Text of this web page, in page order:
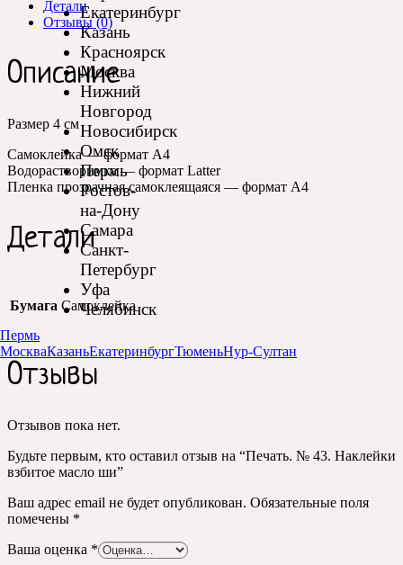
Екатеринбург
Казань
Красноярск
Москва
Нижний
Новгород
Новосибирск
Омск
Пермь
Ростов-
на-Дону
Самара
Санкт-
Петербург
Уфа
Челябинск
Пермь
МоскваКазаньЕкатеринбургТюменьНур-Султан
Детали
Отзывы (0)
Описание
Размер 4 см
Самоклейка — формат А4
Водорастворимка — формат Latter
Пленка прозрачная самоклеящаяся — формат А4
Детали
Бумага Самоклейка
Отзывы
Отзывов пока нет.
Будьте первым, кто оставил отзыв на “Печать. № 43. Наклейки
взбитое масло ши”
Ваш адрес email не будет опубликован. Обязательные поля
помечены *
Ваша оценка *